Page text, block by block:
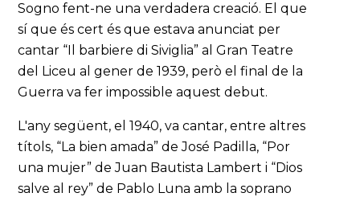
Sogno fent-ne una verdadera creació. El que
sí que és cert és que estava anunciat per
cantar “Il barbiere di Siviglia” al Gran Teatre
del Liceu al gener de 1939, però el final de la
Guerra va fer impossible aquest debut.
L'any següent, el 1940, va cantar, entre altres
títols, “La bien amada” de José Padilla, “Por
una mujer” de Juan Bautista Lambert i “Dios
salve al rey” de Pablo Luna amb la soprano